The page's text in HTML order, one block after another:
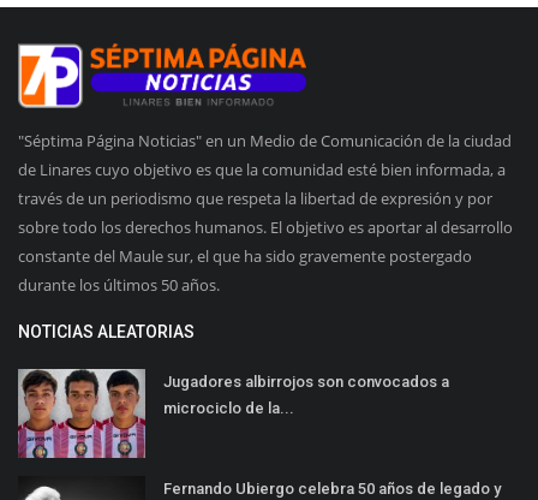
"Séptima Página Noticias" en un Medio de Comunicación de la ciudad
de Linares cuyo objetivo es que la comunidad esté bien informada, a
través de un periodismo que respeta la libertad de expresión y por
sobre todo los derechos humanos. El objetivo es aportar al desarrollo
constante del Maule sur, el que ha sido gravemente postergado
durante los últimos 50 años.
NOTICIAS ALEATORIAS
Jugadores albirrojos son convocados a
microciclo de la...
Fernando Ubiergo celebra 50 años de legado y